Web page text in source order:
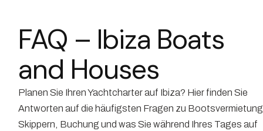
FAQ – Ibiza Boats
and Houses
Planen Sie Ihren Yachtcharter auf Ibiza? Hier finden Sie
Antworten auf die häufigsten Fragen zu
Skippern, Buchung und was Sie während Ihres Tages auf